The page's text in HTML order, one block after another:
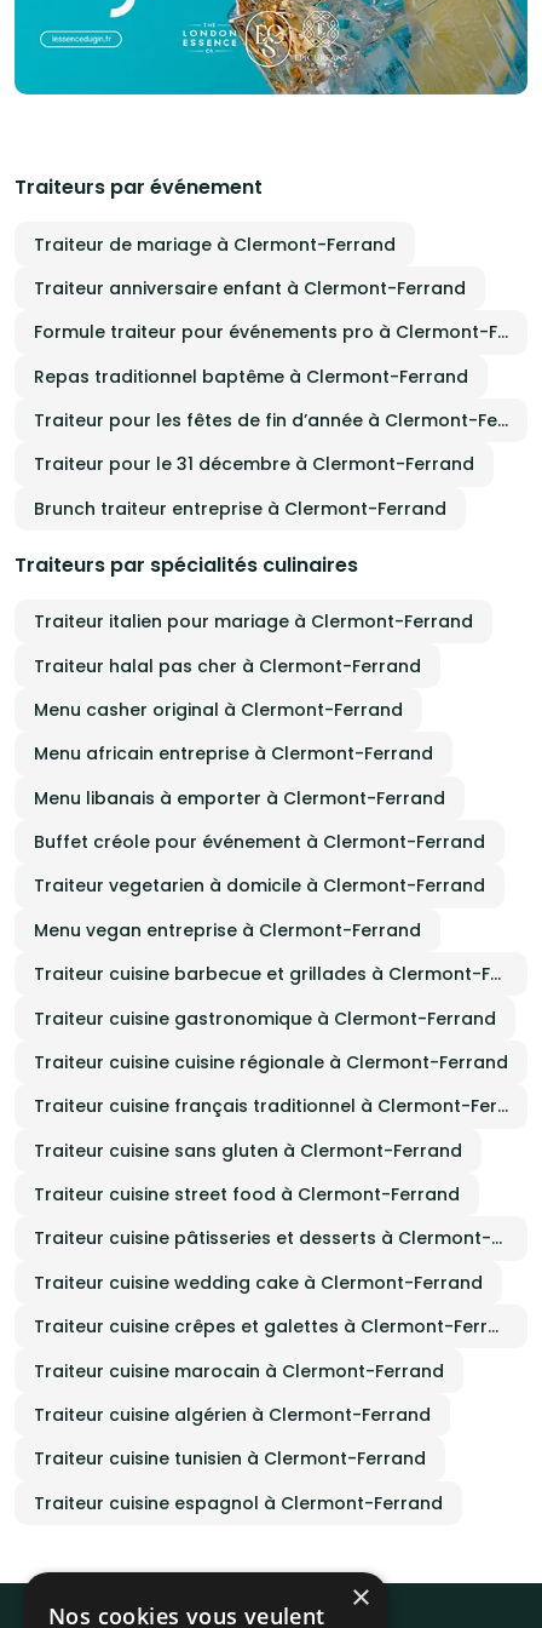
Traiteurs par événement
Traiteur de mariage à Clermont-Ferrand
Traiteur anniversaire enfant à Clermont-Ferrand
Formule traiteur pour événements pro à Clermont-Ferrand
Repas traditionnel baptême à Clermont-Ferrand
Traiteur pour les fêtes de fin d’année à Clermont-Ferrand
Traiteur pour le 31 décembre à Clermont-Ferrand
Brunch traiteur entreprise à Clermont-Ferrand
Traiteurs par spécialités culinaires
Traiteur italien pour mariage à Clermont-Ferrand
Traiteur halal pas cher à Clermont-Ferrand
Menu casher original à Clermont-Ferrand
Menu africain entreprise à Clermont-Ferrand
Menu libanais à emporter à Clermont-Ferrand
Buffet créole pour événement à Clermont-Ferrand
Traiteur vegetarien à domicile à Clermont-Ferrand
Menu vegan entreprise à Clermont-Ferrand
Traiteur cuisine barbecue et grillades à Clermont-Ferrand
Traiteur cuisine gastronomique à Clermont-Ferrand
Traiteur cuisine cuisine régionale à Clermont-Ferrand
Traiteur cuisine français traditionnel à Clermont-Ferrand
Traiteur cuisine sans gluten à Clermont-Ferrand
Traiteur cuisine street food à Clermont-Ferrand
Traiteur cuisine pâtisseries et desserts à Clermont-Ferrand
Traiteur cuisine wedding cake à Clermont-Ferrand
Traiteur cuisine crêpes et galettes à Clermont-Ferrand
Traiteur cuisine marocain à Clermont-Ferrand
Traiteur cuisine algérien à Clermont-Ferrand
Traiteur cuisine tunisien à Clermont-Ferrand
Traiteur cuisine espagnol à Clermont-Ferrand
×
Nos cookies vous veulent